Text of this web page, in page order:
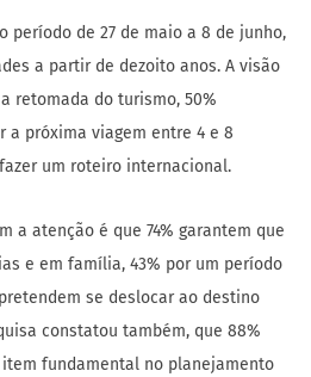
período de 27 de maio a 8 de junho,
a partir de dezoito anos. A visão
retomada do turismo, 50%
a próxima viagem entre 4 e 8
um roteiro internacional.
a atenção é que 74% garantem que
e em família, 43% por um período
se deslocar ao destino
constatou também, que 88%
fundamental no planejamento